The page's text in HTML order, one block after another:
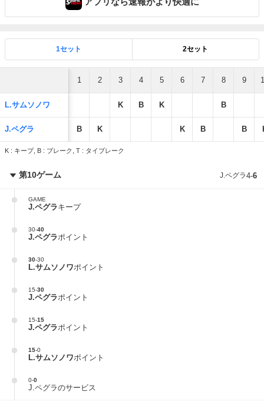
1セット 2セット
1 2 3 4 5 6 7 8 9
L.サムソノワ K B K B
J.ペグラ B K K B B
K : キープ, B : ブレーク, T : タイブレーク
第10ゲーム J.ペグラ4-6
GAME
J.ペグラキープ
30-40
J.ペグラポイント
30-30
L.サムソノワポイント
15-30
J.ペグラポイント
15-15
J.ペグラポイント
15-0
L.サムソノワポイント
0-0
J.ペグラのサービス